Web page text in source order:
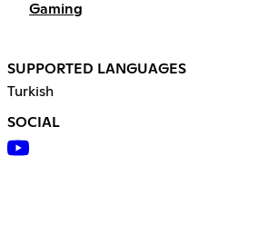
Gaming
SUPPORTED LANGUAGES
Turkish
SOCIAL